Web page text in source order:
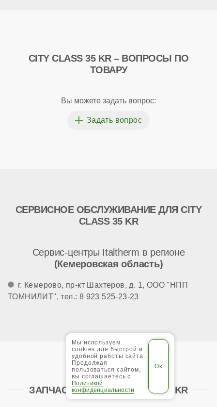
CITY CLASS 35 KR – ВОПРОСЫ ПО
ТОВАРУ
Вы можете задать вопрос:
СЕРВИСНОЕ ОБСЛУЖИВАНИЕ ДЛЯ CITY
CLASS 35 KR
Сервис-центры Italtherm в регионе
(Кемеровская область)
г. Кемерово, пр-кт Шахтеров, д. 1, ООО "НПП
ТОМНИЛИТ", тел.: 8 923 525-23-23
ЗАПЧАСТИ ДЛЯ CITY CLASS 35 KR
Мы используем
cookies для быстрой и
удобной работы сайта.
Продолжая
пользоваться сайтом,
вы соглашаетесь с
Политикой
конфиденциальности